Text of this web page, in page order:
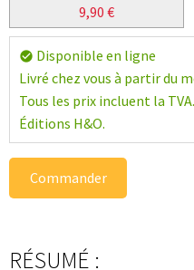
9,90 €
check_circle Disponible en ligne
Livré chez vous à partir du
Tous les prix incluent la
Éditions H&O.
Commander
RÉSUMÉ :